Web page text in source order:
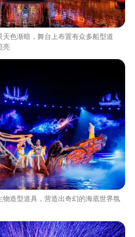
天色渐暗，舞台上布置有众多船型道
亮
物造型道具，营造出奇幻的海底世界氛